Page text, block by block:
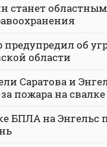
станет областным
предупредил об
области
Саратова и
пожара на свалке
БПЛА на Энгельс